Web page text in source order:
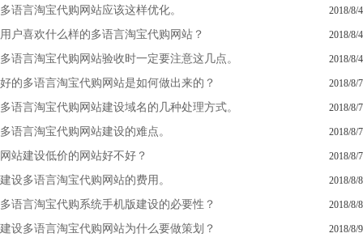
多语言淘宝代购网站应该这样优化。 2018/8/4
用户喜欢什么样的多语言淘宝代购网站？ 2018/8/4
多语言淘宝代购网站验收时一定要注意这几点。 2018/8/4
好的多语言淘宝代购网站是如何做出来的？ 2018/8/7
多语言淘宝代购网站建设域名的几种处理方式。 2018/8/7
多语言淘宝代购网站建设的难点。 2018/8/7
网站建设低价的网站好不好？ 2018/8/7
建设多语言淘宝代购网站的费用。 2018/8/8
多语言淘宝代购系统手机版建设的必要性？ 2018/8/8
建设多语言淘宝代购网站为什么要做策划？ 2018/8/9